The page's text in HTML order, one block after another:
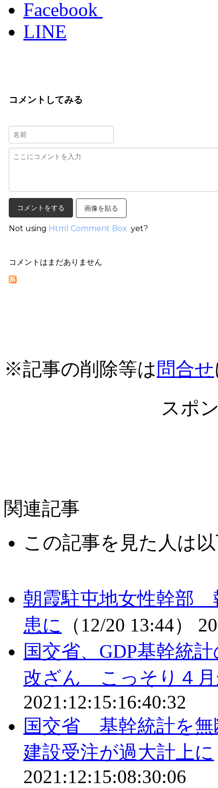
Facebook
LINE
コメントしてみる
画像を貼る
Not using Html Comment Box yet?
コメントはまだありません
※記事の削除等は 問合せ
スポ
関連記事
この記事を見た人は
朝霞駐屯地女性幹部
患に （12/20 13:44）
国交省、GDP基幹統
改ざん こっそり４月
2021:12:15:16:40:32
国交省 基幹統計を
建設受注が過大計上に
2021:12:15:08:30:06